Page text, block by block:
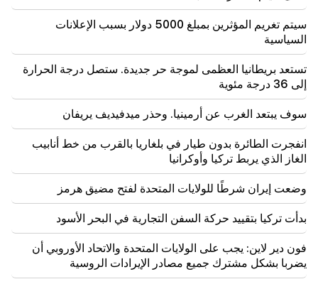
إدارة حقوق الإنسان تعتبر تقرير اللجنة الدستورية بشأن
أرغام أبراهاميان غير مقبول
19:06
مطلوب كجزء من الإجراءات الجنائية
18:44
روبيو: خصصت الولايات المتحدة 201 مليون دولار لتطوير
اتفاقية "تريب" والممر الأوسط
18:34
وأنا على استعداد للعمل من أجل تطوير العلاقات الثنائية.
وزير الخارجية الصيني ميرزويان
18:00
يجب أن أثبت أنني جدير في الملعب. مخيتاريان يتحدث عن
مستقبله في الإنتر.
17:42
سيتم تغريم المؤثرين بمبلغ 5000 دولار بسبب الإعلانات
السياسية
تستعد بريطانيا العظمى لموجة حر جديدة. ستصل درجة الحرارة
إلى 36 درجة مئوية
سوف يبتعد الغرب عن أرمينيا. وحذر ميدفيديف يريفان
انفجرت الطائرة بدون طيار في بلغاريا بالقرب من خط أنابيب
الغاز الذي يربط تركيا وأوكرانيا
وضعت إيران شرطًا للولايات المتحدة لفتح مضيق هرمز
بدأت تركيا بتقييد حركة السفن التجارية في البحر الأسود
فون دير لاين: يجب على الولايات المتحدة والاتحاد الأوروبي أن
يضربا بشكل مشترك جميع مصادر الإيرادات الروسية